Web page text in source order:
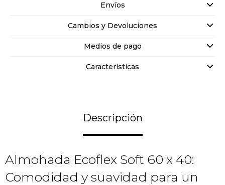
Envíos
Cambios y Devoluciones
Medios de pago
Características
Descripción
Almohada Ecoflex Soft 60 x 40:
Comodidad y suavidad para un